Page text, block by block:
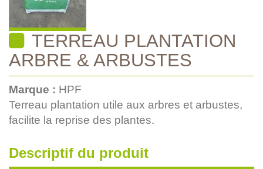
TERREAU PLANTATION
ARBRE & ARBUSTES
Marque : HPF
Terreau plantation utile aux arbres et arbustes,
facilite la reprise des plantes.
Descriptif du produit